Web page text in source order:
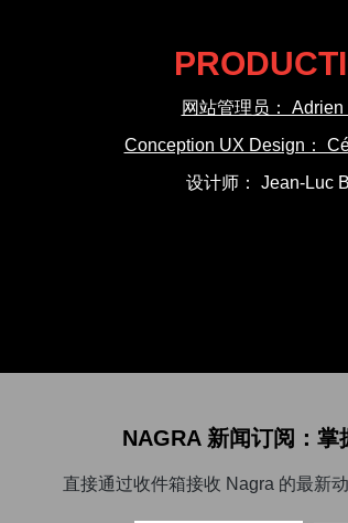
网站管理员： Adrien
Conception UX Design：
设计师： Jean-Luc
NAGRA 新闻订阅：掌
直接通过收件箱接收 Nagra 的最新